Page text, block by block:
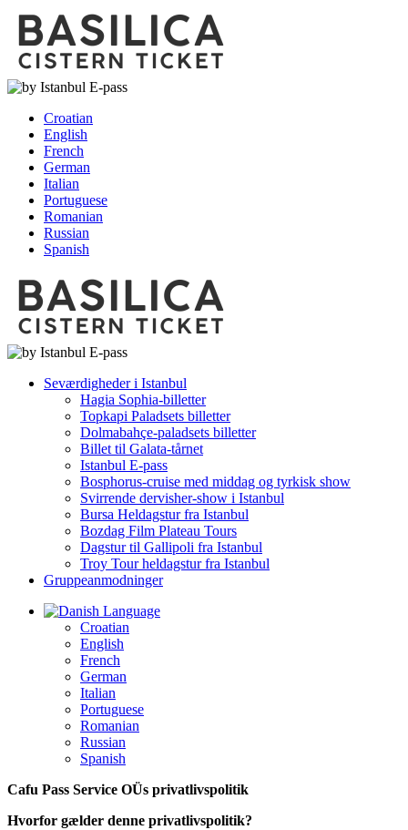
Croatian
English
French
German
Italian
Portuguese
Romanian
Russian
Spanish
Seværdigheder i Istanbul
Hagia Sophia-billetter
Topkapi Paladsets billetter
Dolmabahçe-paladsets billetter
Billet til Galata-tårnet
Istanbul E-pass
Bosphorus-cruise med middag og tyrkisk show
Svirrende dervisher-show i Istanbul
Bursa Heldagstur fra Istanbul
Bozdag Film Plateau Tours
Dagstur til Gallipoli fra Istanbul
Troy Tour heldagstur fra Istanbul
Gruppeanmodninger
Language
Croatian
English
French
German
Italian
Portuguese
Romanian
Russian
Spanish
Cafu Pass Service OÜs privatlivspolitik
Hvorfor gælder denne privatlivspolitik?